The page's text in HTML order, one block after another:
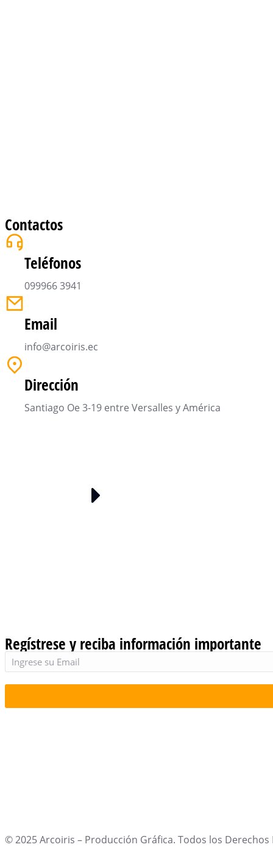
Contactos
Teléfonos
099966 3941
Email
info@arcoiris.ec
Dirección
Santiago Oe 3-19 entre Versalles y América
Regístrese y reciba información importante
© 2025 Arcoiris – Producción Gráfica. Todos los Derechos